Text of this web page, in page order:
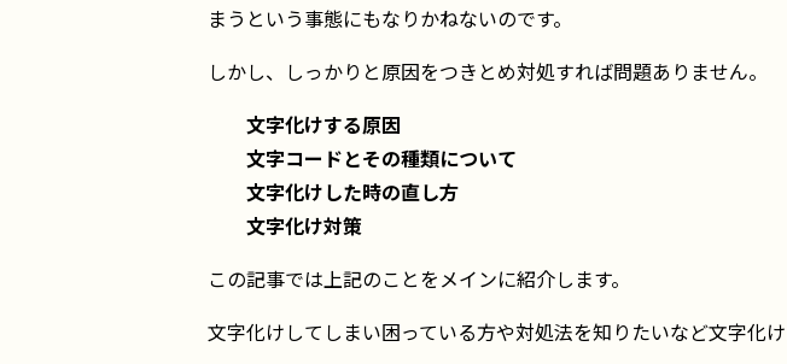
まうという事態にもなりかねないのです。
しかし、しっかりと原因をつきとめ対処すれば問題ありません。
文字化けする原因
文字コードとその種類について
文字化けした時の直し方
文字化け対策
この記事では上記のことをメインに紹介します。
文字化けしてしまい困っている方や対処法を知りたいなど文字化